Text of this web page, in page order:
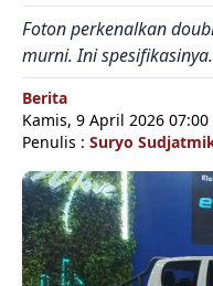
Foton perkenalkan
murni. Ini spesifikasinya.
Berita
Kamis, 9 April 2026 07:00
Penulis : Suryo